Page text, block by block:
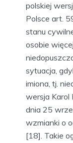
polskiej
Polsce art.
stanu
osobie
sytuacja,
imiona, tj.
wersja
dnia 25
wzmianki o
[18]. Takie